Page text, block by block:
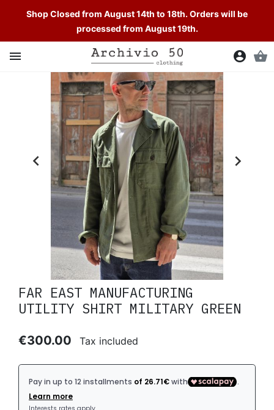
Shop Closed from August 14th to 18th. Orders will be
processed from August 19th.
 account_circle shopping_basket
 
FAR EAST MANUFACTURING
UTILITY SHIRT MILITARY GREEN
€300.00 Tax included